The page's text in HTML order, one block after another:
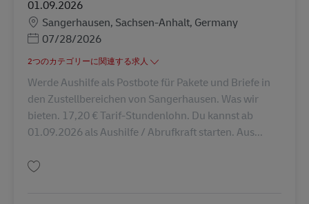
01.09.2026
勤務地Sangerhausen, Sachsen-Anhalt, Germany
Posted Date
07/28/2026
2つのカテゴリーに関連する求人
Werde Aushilfe als Postbote für Pakete und Briefe in
den Zustellbereichen von Sangerhausen. Was wir
bieten. 17,20 € Tarif-Stundenlohn. Du kannst ab
01.09.2026 als Aushilfe / Abrufkraft starten. Aus...